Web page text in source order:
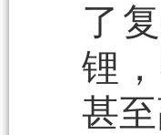
了
锂
甚